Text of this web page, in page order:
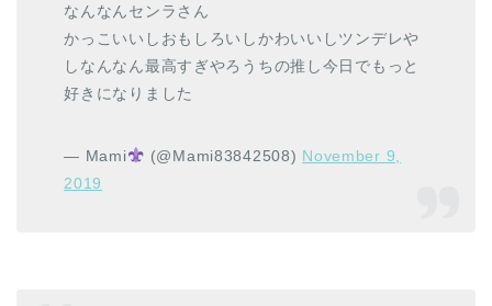
なんなんセンラさん
かっこいいしおもしろいしかわいいしツンデレや
しなんなん最高すぎやろうちの推し今日でもっと
好きになりました
— Mami (@Mami83842508) November 9,
2019